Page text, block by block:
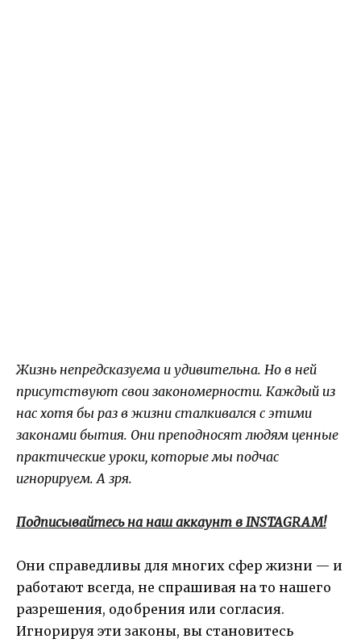
Жизнь непредсказуема и удивительна. Но в ней
присутствуют свои закономерности. Каждый из
нас хотя бы раз в жизни сталкивался с этими
законами бытия. Они преподносят людям ценные
практические уроки, которые мы подчас
игнорируем. А зря.
Подписывайтесь на наш аккаунт в INSTAGRAM!
Они справедливы для многих сфер жизни — и
работают всегда, не спрашивая на то нашего
разрешения, одобрения или согласия.
Игнорируя эти законы, вы становитесь